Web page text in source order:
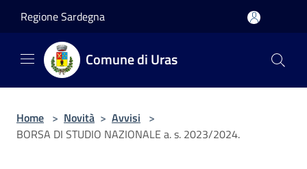
Regione Sardegna
Comune di Uras
Home > Novità > Avvisi >
BORSA DI STUDIO NAZIONALE a. s. 2023/2024.